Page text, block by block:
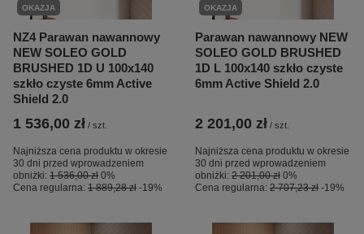
OKAZJA
NZ4 Parawan nawannowy
NEW SOLEO GOLD
BRUSHED 1D U 100x140
szkło czyste 6mm Active
Shield 2.0
1 536,00 zł / szt.
Najniższa cena produktu w okresie
30 dni przed wprowadzeniem
obniżki: 1 536,00 zł 0%
Cena regularna: 1 889,28 zł -19%
OKAZJA
Parawan nawannowy NEW
SOLEO GOLD BRUSHED
1D L 100x140 szkło czyste
6mm Active Shield 2.0
2 201,00 zł / szt.
Najniższa cena produktu w okresie
30 dni przed wprowadzeniem
obniżki: 2 201,00 zł 0%
Cena regularna: 2 707,23 zł -19%